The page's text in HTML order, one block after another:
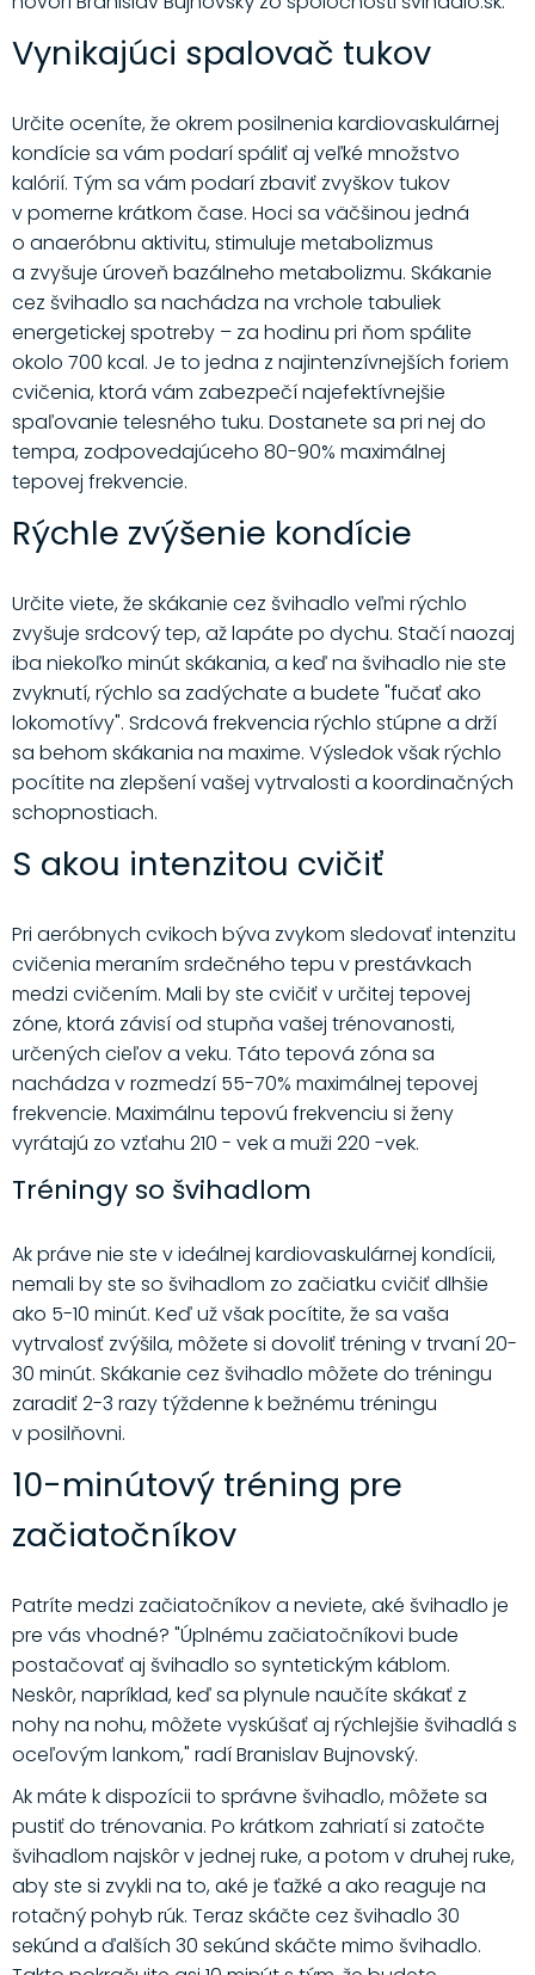
Vynikajúci spalovač tukov
Určite oceníte, že okrem posilnenia kardiovaskulárnej
kondície sa vám podarí spáliť aj veľké množstvo
kalórií. Tým sa vám podarí zbaviť zvyškov tukov
v pomerne krátkom čase. Hoci sa väčšinou jedná
o anaeróbnu aktivitu, stimuluje metabolizmus
a zvyšuje úroveň bazálneho metabolizmu. Skákanie
cez švihadlo sa nachádza na vrchole tabuliek
energetickej spotreby – za hodinu pri ňom spálite
okolo 700 kcal. Je to jedna z najintenzívnejších foriem
cvičenia, ktorá vám zabezpečí najefektívnejšie
spaľovanie telesného tuku. Dostanete sa pri nej do
tempa, zodpovedajúceho 80-90% maximálnej
tepovej frekvencie.
Rýchle zvýšenie kondície
Určite viete, že skákanie cez švihadlo veľmi rýchlo
zvyšuje srdcový tep, až lapáte po dychu. Stačí naozaj
iba niekoľko minút skákania, a keď na švihadlo nie ste
zvyknutí, rýchlo sa zadýchate a budete "fučať ako
lokomotívy". Srdcová frekvencia rýchlo stúpne a drží
sa behom skákania na maxime. Výsledok však rýchlo
pocítite na zlepšení vašej vytrvalosti a koordinačných
schopnostiach.
S akou intenzitou cvičiť
Pri aeróbnych cvikoch býva zvykom sledovať intenzitu
cvičenia meraním srdečného tepu v prestávkach
medzi cvičením. Mali by ste cvičiť v určitej tepovej
zóne, ktorá závisí od stupňa vašej trénovanosti,
určených cieľov a veku. Táto tepová zóna sa
nachádza v rozmedzí 55-70% maximálnej tepovej
frekvencie. Maximálnu tepovú frekvenciu si ženy
vyrátajú zo vzťahu 210 - vek a muži 220 -vek.
Tréningy so švihadlom
Ak práve nie ste v ideálnej kardiovaskulárnej kondícii,
nemali by ste so švihadlom zo začiatku cvičiť dlhšie
ako 5-10 minút. Keď už však pocítite, že sa vaša
vytrvalosť zvýšila, môžete si dovoliť tréning v trvaní 20-
30 minút. Skákanie cez švihadlo môžete do tréningu
zaradiť 2-3 razy týždenne k bežnému tréningu
v posilňovni.
10-minútový tréning pre
začiatočníkov
Patríte medzi začiatočníkov a neviete, aké švihadlo je
pre vás vhodné? "Úplnému začiatočníkovi bude
postačovať aj švihadlo so syntetickým káblom.
Neskôr, napríklad, keď sa plynule naučíte skákať z
nohy na nohu, môžete vyskúšať aj rýchlejšie švihadlá s
oceľovým lankom," radí Branislav Bujnovský.
Ak máte k dispozícii to správne švihadlo, môžete sa
pustiť do trénovania. Po krátkom zahriatí si zatočte
švihadlom najskôr v jednej ruke, a potom v druhej ruke,
aby ste si zvykli na to, aké je ťažké a ako reaguje na
rotačný pohyb rúk. Teraz skáčte cez švihadlo 30
sekúnd a ďalších 30 sekúnd skáčte mimo švihadlo.